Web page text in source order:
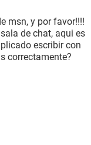
msn, y por favor!!!!
de chat, aqui es
escribir con
correctamente?